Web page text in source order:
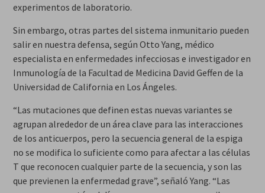
experimentos de laboratorio.
Sin embargo, otras partes del sistema inmunitario pueden
salir en nuestra defensa, según Otto Yang, médico
especialista en enfermedades infecciosas e investigador en
Inmunología de la Facultad de Medicina David Geffen de la
Universidad de California en Los Ángeles.
“Las mutaciones que definen estas nuevas variantes se
agrupan alrededor de un área clave para las interacciones
de los anticuerpos, pero la secuencia general de la espiga
no se modifica lo suficiente como para afectar a las células
T que reconocen cualquier parte de la secuencia, y son las
que previenen la enfermedad grave”, señaló Yang. “Las